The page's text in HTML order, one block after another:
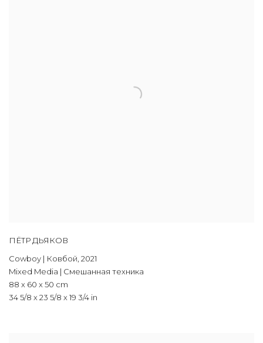
ПЁТР ДЬЯКОВ
Cowboy | Ковбой, 2021
Mixed Media | Смешанная техника
88 x 60 x 50 cm
34 5/8 x 23 5/8 x 19 3/4 in